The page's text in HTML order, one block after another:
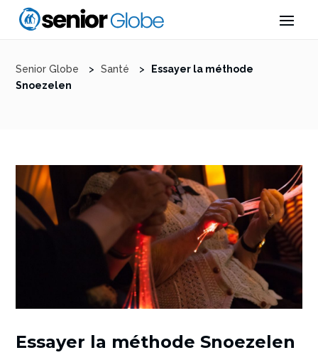
Senior Globe > Santé >
Essayer la méthode
Snoezelen
Essayer la méthode Snoezelen